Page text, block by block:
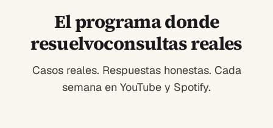
El programa donde
resuelvoconsultas reales
Casos reales. Respuestas honestas. Cada
semana en YouTube y Spotify.